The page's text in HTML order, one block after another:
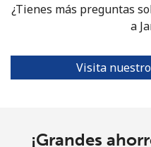
¿Tienes más preguntas
a
Visita
¡Grandes